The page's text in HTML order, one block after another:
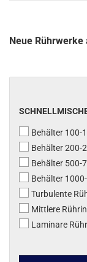
Neue
Behälter 100-
Behälter 200-
Behälter 500-
Behälter
Turbulente
Mittlere
Laminare